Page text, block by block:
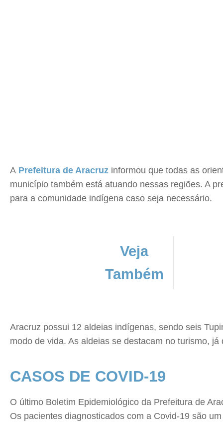
A Prefeitura de Aracruz informou que todas as
município também está atuando nessas regiões. A
para a comunidade indígena caso seja necessário.
Veja
Também
Aracruz possui 12 aldeias indígenas, sendo seis
modo de vida. As aldeias se destacam no turismo,
CASOS DE COVID-19
O último Boletim Epidemiológico da Prefeitura de
Os pacientes diagnosticados com a Covid-19 são